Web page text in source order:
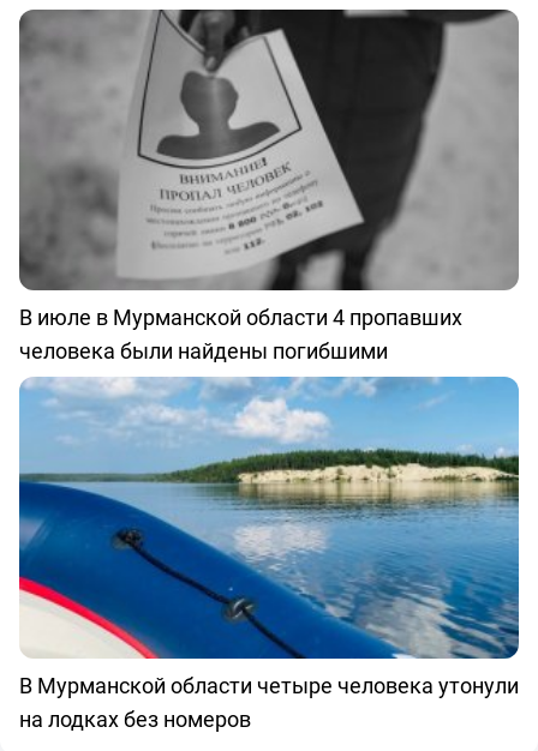
В июле в Мурманской области 4 пропавших
человека были найдены погибшими
В Мурманской области четыре человека утонули
на лодках без номеров